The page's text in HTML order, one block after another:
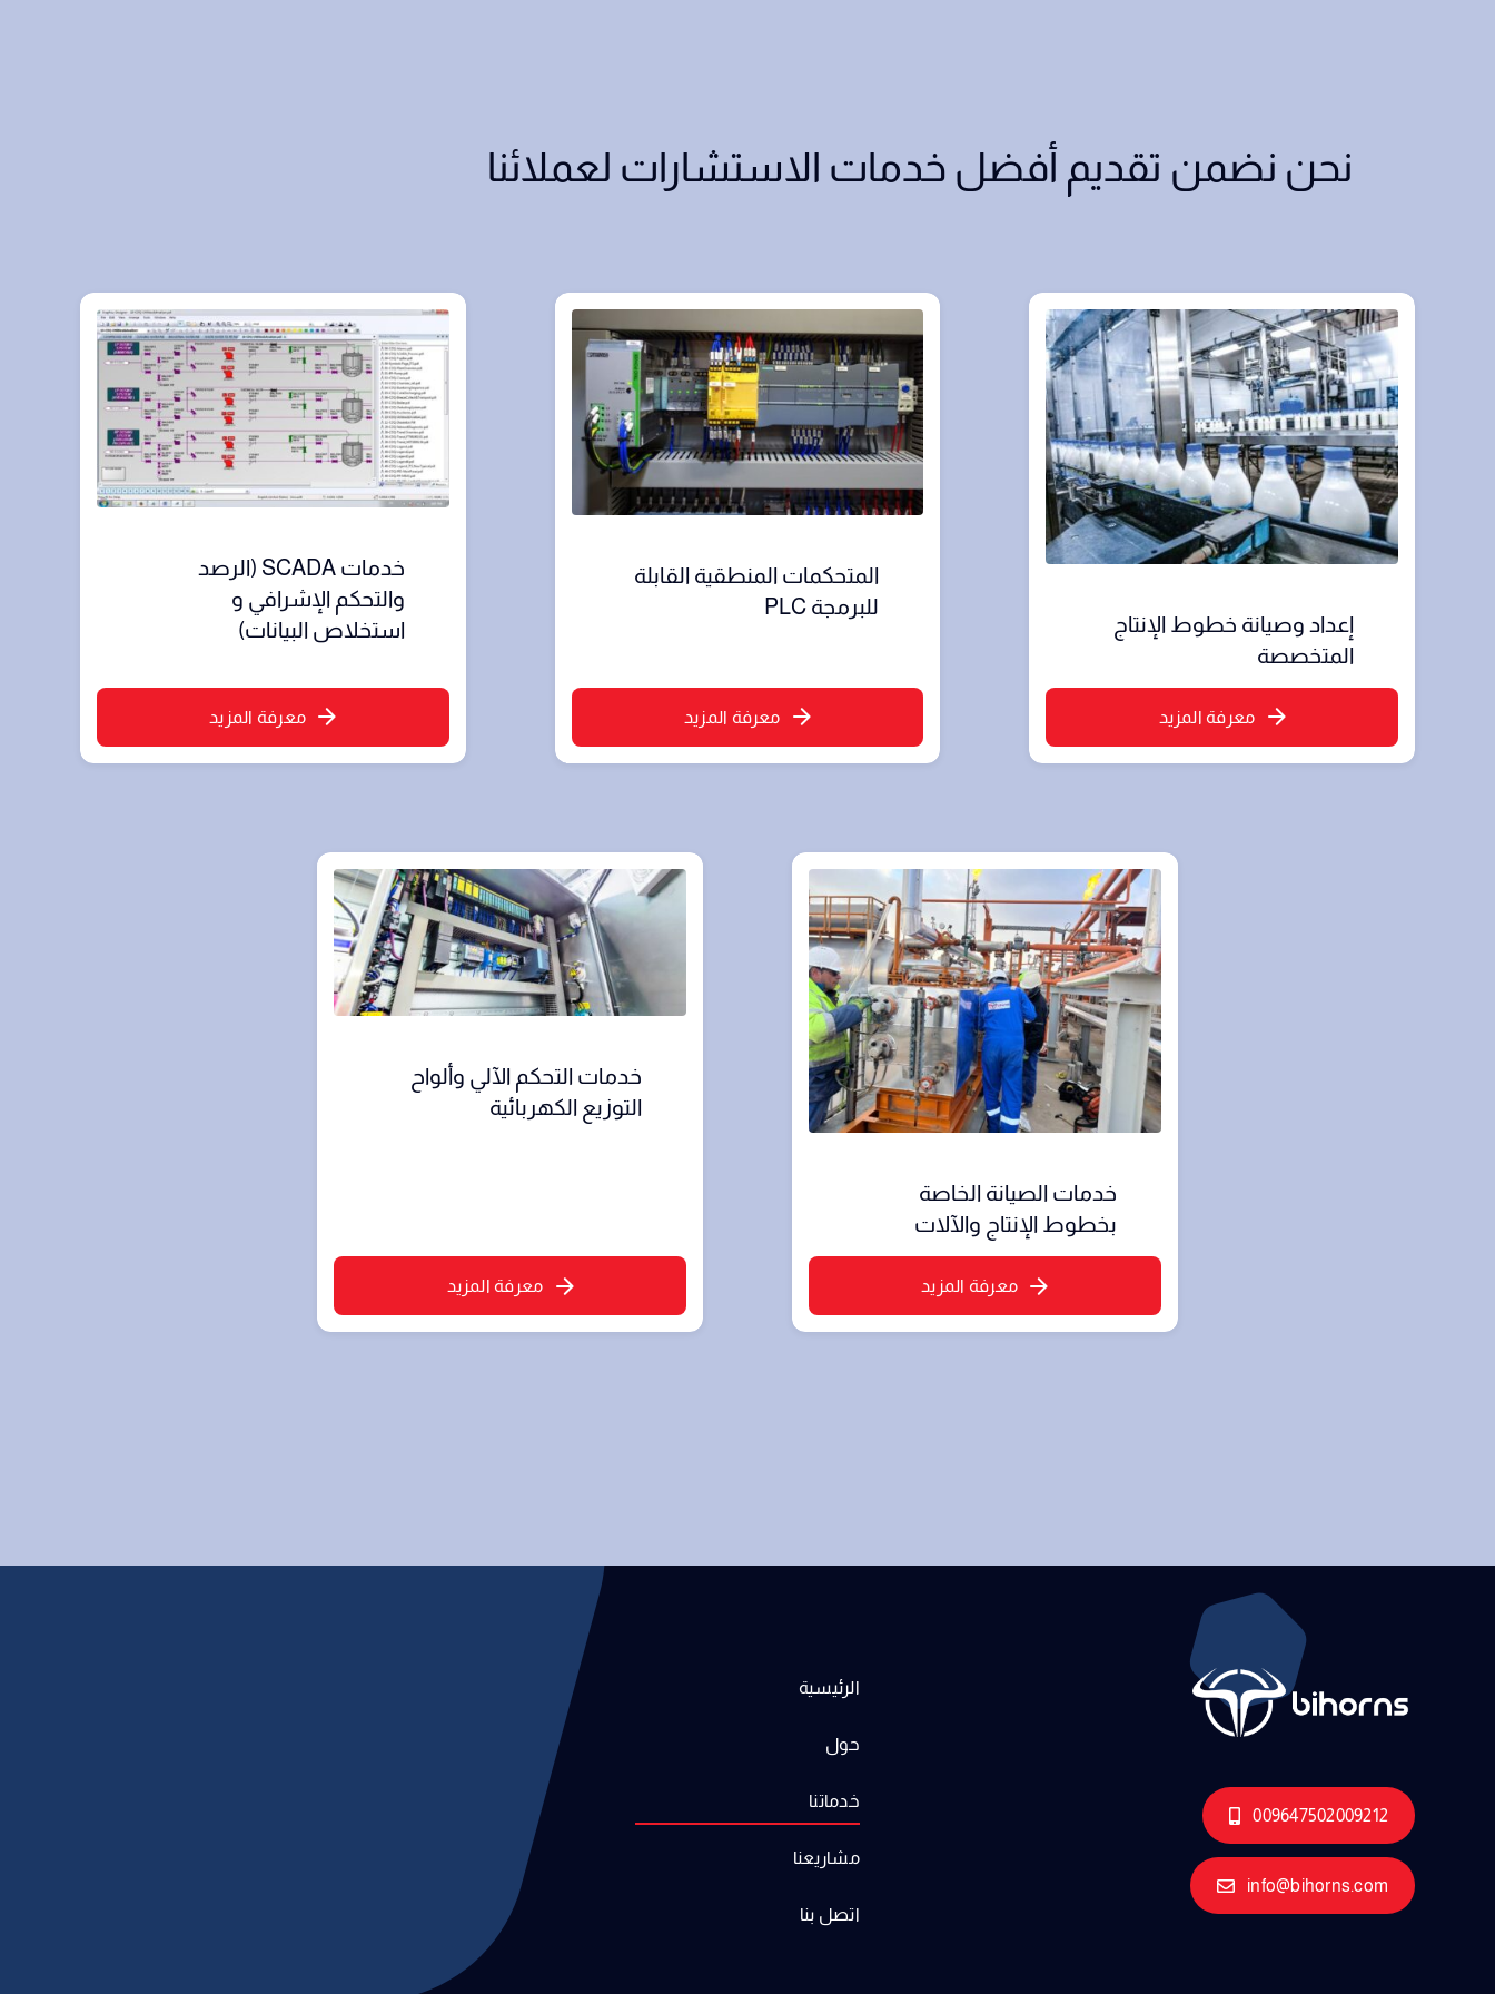
نحن نضمن تقديم أفضل خدمات الاستشارات لعملائنا
إعداد وصيانة خطوط الإنتاج
المتخصصة
معرفة المزيد
المتحكمات المنطقية القابلة
للبرمجة PLC
معرفة المزيد
خدمات SCADA (الرصد
والتحكم الإشرافي و
استخلاص البيانات)
معرفة المزيد
خدمات الصيانة الخاصة
بخطوط الإنتاج والآلات
معرفة المزيد
خدمات التحكم الآلي وألواح
التوزيع الكهربائية
معرفة المزيد
009647502009212
info@bihorns.com
الرئيسية
حول
خدماتنا
مشاريعنا
اتصل بنا